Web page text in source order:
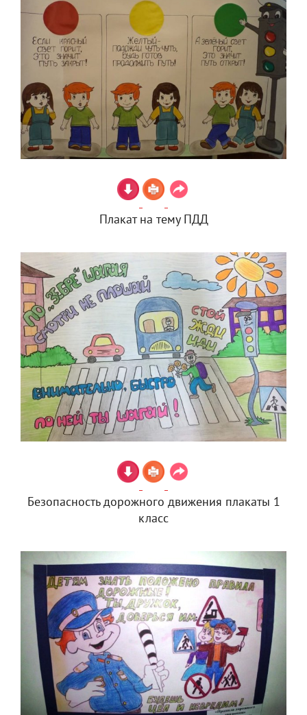
Плакат на тему ПДД
Безопасность дорожного движения плакаты 1
класс